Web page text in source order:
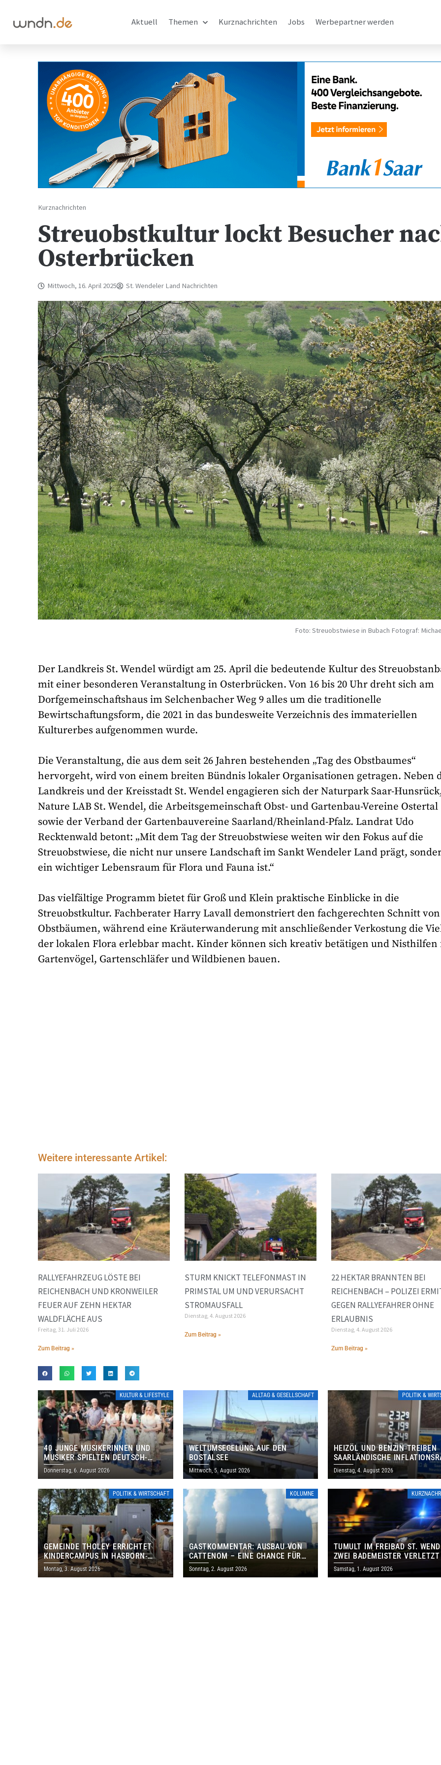
Aktuell Themen Kurznachrichten Jobs Werbepartner werden
Kurznachrichten
Streuobstkultur lockt Besucher
Osterbrücken
Mittwoch, 16. April 2025 St. Wendeler Land Nachrichten
Foto: Streuobstwiese in Bubach Fotograf:
Der Landkreis St. Wendel würdigt am 25. April die bedeutende Kultur des
mit einer besonderen Veranstaltung in Osterbrücken. Von 16 bis 20 Uhr dreht sich am
Dorfgemeinschaftshaus im Selchenbacher Weg 9 alles um die traditionelle
Bewirtschaftungsform, die 2021 in das bundesweite Verzeichnis des immateriellen
Kulturerbes aufgenommen wurde.
Die Veranstaltung, die aus dem seit 26 Jahren bestehenden „Tag des Obstbaumes“
hervorgeht, wird von einem breiten Bündnis lokaler Organisationen getragen. Neben
Landkreis und der Kreisstadt St. Wendel engagieren sich der Naturpark Saar-
Nature LAB St. Wendel, die Arbeitsgemeinschaft Obst- und Gartenbau-Vereine Ostertal
sowie der Verband der Gartenbauvereine Saarland/Rheinland-Pfalz. Landrat Udo
Recktenwald betont: „Mit dem Tag der Streuobstwiese weiten wir den Fokus auf die
Streuobstwiese, die nicht nur unsere Landschaft im Sankt Wendeler Land prägt,
ein wichtiger Lebensraum für Flora und Fauna ist.“
Das vielfältige Programm bietet für Groß und Klein praktische Einblicke in die
Streuobstkultur. Fachberater Harry Lavall demonstriert den fachgerechten Schnitt von
Obstbäumen, während eine Kräuterwanderung mit anschließender Verkostung die
der lokalen Flora erlebbar macht. Kinder können sich kreativ betätigen und Nisthilfen
Gartenvögel, Gartenschläfer und Wildbienen bauen.
Weitere interessante Artikel:
RALLYEFAHRZEUG LÖSTE BEI
REICHENBACH UND KRONWEILER
FEUER AUF ZEHN HEKTAR
WALDFLÄCHE AUS
Freitag, 31. Juli 2026
Zum Beitrag »
STURM KNICKT TELEFONMAST IN
PRIMSTAL UM UND VERURSACHT
STROMAUSFALL
Dienstag, 4. August 2026
Zum Beitrag »
22 HEKTAR BRANNTEN BEI
REICHENBACH – POLIZEI
GEGEN RALLYEFAHRER OHNE
ERLAUBNIS
Dienstag, 4. August 2026
Zum Beitrag »
KULTUR & LIFESTYLE
40 JUNGE MUSIKERINNEN UND
MUSIKER SPIELTEN DEUTSCH-
BRASILIANISCHES PROGRAMM IN
THOLEY
Donnerstag, 6. August 2026
ALLTAG & GESELLSCHAFT
WELTUMSEGELUNG AUF DEN
BOSTALSEE
Mittwoch, 5. August 2026
POLITIK &
HEIZÖL UND BENZIN TREIBEN
SAARLÄNDISCHE
IM JULI AUF 3,2 PROZENT
Dienstag, 4. August 2026
POLITIK & WIRTSCHAFT
GEMEINDE THOLEY ERRICHTET
KINDERCAMPUS IN HASBORN-
DAUTWEILER FÜR RUND 8,5 BIS 9
MILLIONEN EURO
Montag, 3. August 2026
KOLUMNE
GASTKOMMENTAR: AUSBAU VON
CATTENOM – EINE CHANCE FÜR
LOTHRINGEN UND DAS SAARLAND
Sonntag, 2. August 2026
TUMULT IM FREIBAD ST.
ZWEI BADEMEISTER VERLETZT
Samstag, 1. August 2026